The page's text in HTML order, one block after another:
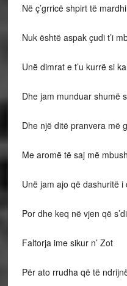
Në ç’grricë shpirt të
Nuk është aspak çudi t’i
Unë dimrat e t’u kurrë si
Dhe jam munduar shumë
Dhe një ditë pranvera më
Me aromë të saj më
Unë jam ajo që dashuritë i
Por dhe keq në vjen që
Faltorja ime sikur n’ Zot
Për ato rrudha që të